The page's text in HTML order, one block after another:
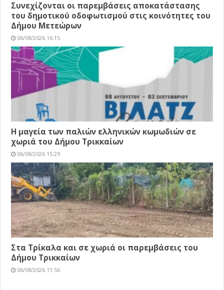
Συνεχίζονται οι παρεμβάσεις αποκατάστασης
του δημοτικού οδοφωτισμού στις κοινότητες του
Δήμου Μετεώρων
06/08/2026 16:15
Η μαγεία των παλιών ελληνικών κωμωδιών σε
χωριά του Δήμου Τρικκαίων
06/08/2026 15:29
Στα Τρίκαλα και σε χωριά οι παρεμβάσεις του
Δήμου Τρικκαίων
06/08/2026 11:56